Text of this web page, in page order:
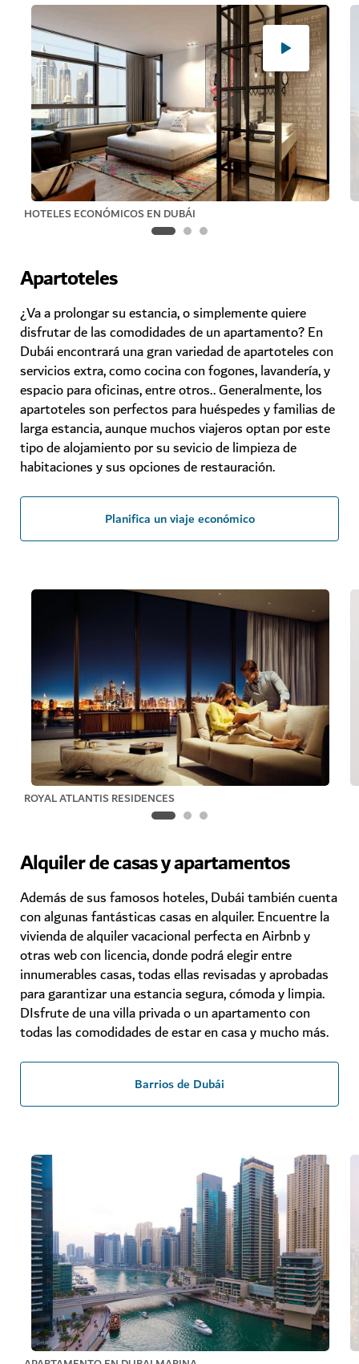
HOTELES ECONÓMICOS EN DUBÁI
Apartoteles
¿Va a prolongar su estancia, o simplemente quiere
disfrutar de las comodidades de un apartamento? En
Dubái encontrará una gran variedad de apartoteles con
servicios extra, como cocina con fogones, lavandería, y
espacio para oficinas, entre otros.. Generalmente, los
apartoteles son perfectos para huéspedes y familias de
larga estancia, aunque muchos viajeros optan por este
tipo de alojamiento por su sevicio de limpieza de
habitaciones y sus opciones de restauración.
Planifica un viaje económico
ROYAL ATLANTIS RESIDENCES
Alquiler de casas y apartamentos
Además de sus famosos hoteles, Dubái también cuenta
con algunas fantásticas casas en alquiler. Encuentre la
vivienda de alquiler vacacional perfecta en Airbnb y
otras web con licencia, donde podrá elegir entre
innumerables casas, todas ellas revisadas y aprobadas
para garantizar una estancia segura, cómoda y limpia.
DIsfrute de una villa privada o un apartamento con
todas las comodidades de estar en casa y mucho más.
Barrios de Dubái